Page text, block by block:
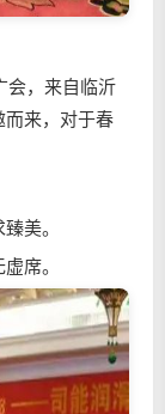
，来自临沂
而来，对于春
美。
席。